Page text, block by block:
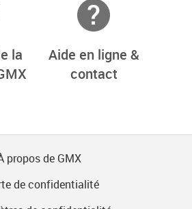
la
Aide en ligne &
contact
propos de GMX
de confidentialité